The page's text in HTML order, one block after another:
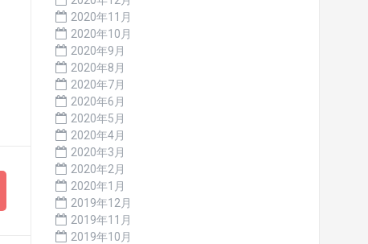
2020年11月
2020年10月
2020年9月
2020年8月
2020年7月
2020年6月
2020年5月
2020年4月
2020年3月
2020年2月
2020年1月
2019年12月
2019年11月
2019年10月